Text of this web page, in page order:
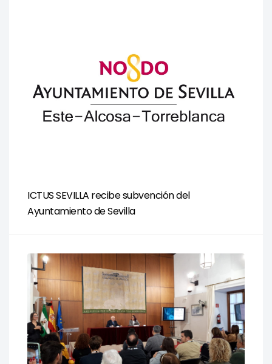
ICTUS SEVILLA recibe subvención del
Ayuntamiento de Sevilla